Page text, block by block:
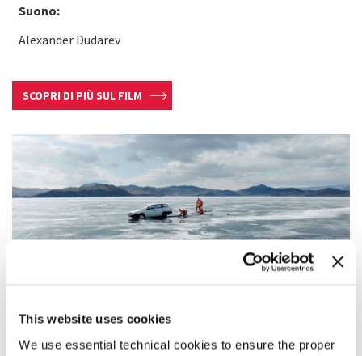
This website uses cookies
We use essential technical cookies to ensure the proper
Suono:
Alexander Dudarev
SCOPRI DI PIÙ SUL FILM